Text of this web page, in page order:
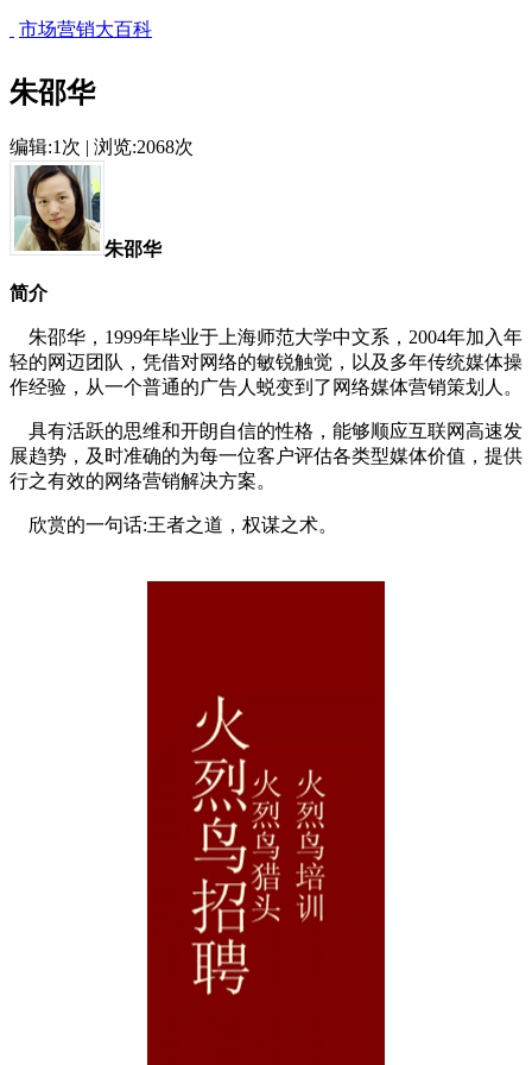
市场营销大百科
朱邵华
编辑:1次 | 浏览:2068次
朱邵华
简介
朱邵华，1999年毕业于上海师范大学中文系，2004年加入年
轻的网迈团队，凭借对网络的敏锐触觉，以及多年传统媒体操
作经验，从一个普通的广告人蜕变到了网络媒体营销策划人。
具有活跃的思维和开朗自信的性格，能够顺应互联网高速发
展趋势，及时准确的为每一位客户评估各类型媒体价值，提供
行之有效的网络营销解决方案。
欣赏的一句话:王者之道，权谋之术。